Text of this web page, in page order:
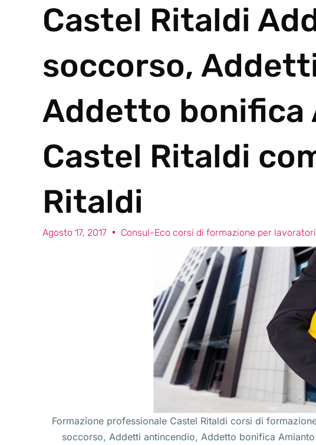
Castel Ritaldi
soccorso,
Addetto bonifica
Castel Ritaldi
Ritaldi
Agosto 17, 2017 Consul-Eco corsi di formazione per lavoratori
Formazione professionale Castel Ritaldi corsi di
soccorso, Addetti antincendio, Addetto bonifica